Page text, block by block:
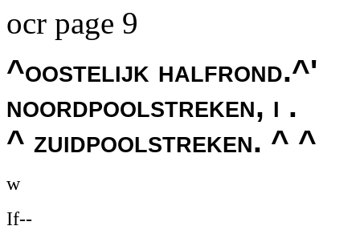
ocr page 9
^oostelijk halfrond.^'
noordpoolstreken, i .
^ zuidpoolstreken. ^ ^
w
If--